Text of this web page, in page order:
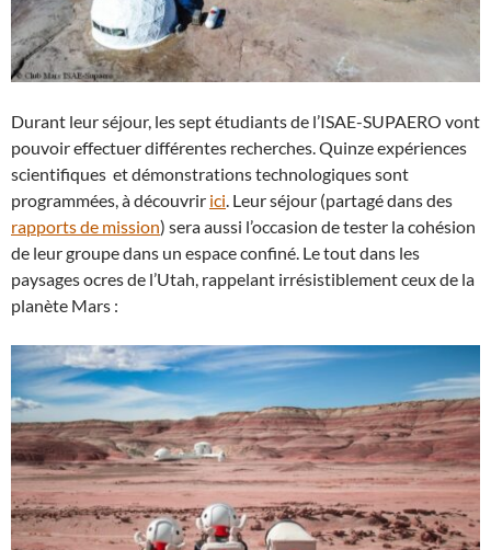
Durant leur séjour, les sept étudiants de l’ISAE-SUPAERO vont
pouvoir effectuer différentes recherches. Quinze expériences
scientifiques et démonstrations technologiques sont
programmées, à découvrir ici. Leur séjour (partagé dans des
rapports de mission) sera aussi l’occasion de tester la cohésion
de leur groupe dans un espace confiné. Le tout dans les
paysages ocres de l’Utah, rappelant irrésistiblement ceux de la
planète Mars :